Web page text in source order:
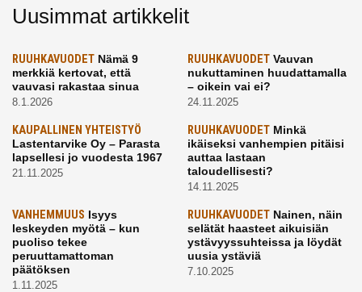
Uusimmat artikkelit
RUUHKAVUODET Nämä 9
merkkiä kertovat, että
vauvasi rakastaa sinua
8.1.2026
RUUHKAVUODETVauvan
nukuttaminen huudattamalla
– oikein vai ei?
24.11.2025
KAUPALLINEN YHTEISTYÖ
Lastentarvike Oy – Parasta
lapsellesi jo vuodesta 1967
21.11.2025
RUUHKAVUODETMinkä
ikäiseksi vanhempien pitäisi
auttaa lastaan
taloudellisesti?
14.11.2025
VANHEMMUUS Isyys
leskeyden myötä – kun
puoliso tekee
peruuttamattoman
päätöksen
1.11.2025
RUUHKAVUODETNainen, näin
selätät haasteet aikuisiän
ystävyyssuhteissa ja löydät
uusia ystäviä
7.10.2025